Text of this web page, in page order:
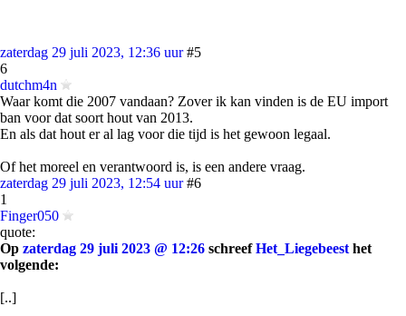
zaterdag 29 juli 2023, 12:36 uur #5
6
dutchm4n
Waar komt die 2007 vandaan? Zover ik kan vinden is de EU import
ban voor dat soort hout van 2013.
En als dat hout er al lag voor die tijd is het gewoon legaal.
Of het moreel en verantwoord is, is een andere vraag.
zaterdag 29 juli 2023, 12:54 uur #6
1
Finger050
quote:
Op zaterdag 29 juli 2023 @ 12:26 schreefHet_Liegebeest het
volgende:
[..]